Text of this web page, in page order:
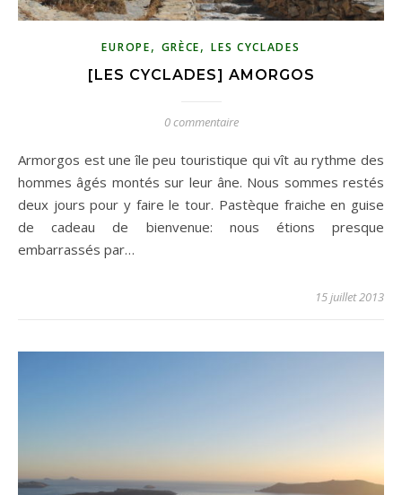
EUROPE, GRÈCE,LES CYCLADES
[LES CYCLADES] AMORGOS
0 commentaire
Armorgos est une île peu touristique qui vît au rythme des
hommes âgés montés sur leur âne. Nous sommes restés
deux jours pour y faire le tour. Pastèque fraiche en guise
de cadeau de bienvenue: nous étions presque
embarrassés par…
15 juillet 2013